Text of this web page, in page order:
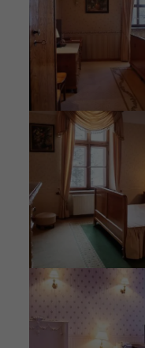
Nuotrauka
Nuotrauka